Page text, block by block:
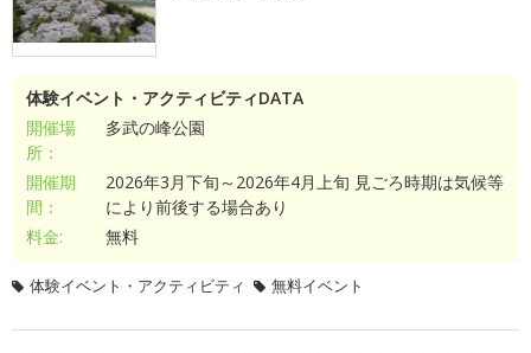
体験イベント・アクティビティDATA
開催場
所：
多武の峰公園
開催期
間：
2026年3月下旬～2026年4月上旬 見ごろ時期は気候等
により前後する場合あり
料金:
無料
体験イベント・アクティビティ 無料イベント